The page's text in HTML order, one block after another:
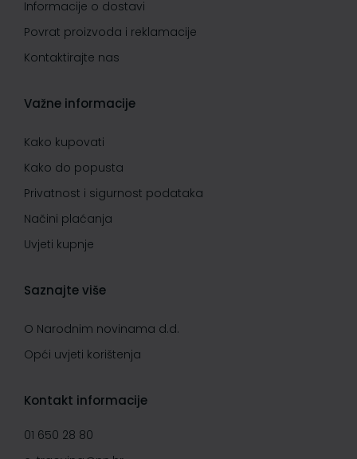
Informacije o dostavi
Povrat proizvoda i reklamacije
Kontaktirajte nas
Važne informacije
Kako kupovati
Kako do popusta
Privatnost i sigurnost podataka
Načini plaćanja
Uvjeti kupnje
Saznajte više
O Narodnim novinama d.d.
Opći uvjeti korištenja
Kontakt informacije
01 650 28 80